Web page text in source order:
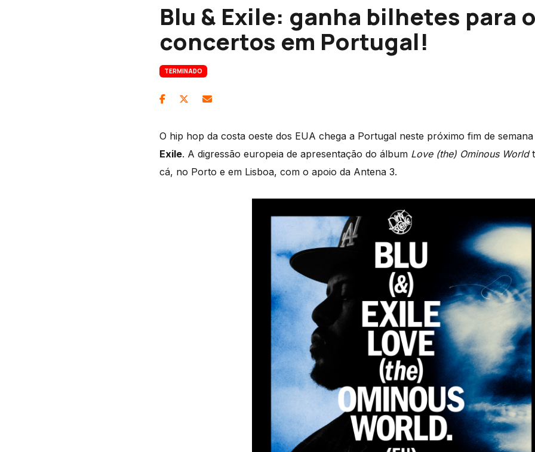
Blu & Exile: ganha bilhetes para
concertos em Portugal!
TERMINADO
O hip hop da costa oeste dos EUA chega a Portugal neste próximo fim de
Exile. A digressão europeia de apresentação do álbum Love (the) Ominous World
cá, no Porto e em Lisboa, com o apoio da Antena 3.